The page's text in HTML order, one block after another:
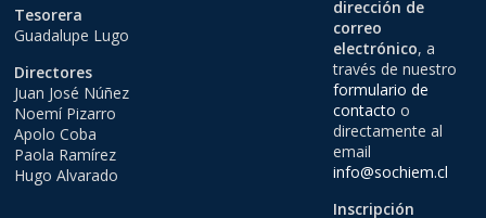
Tesorera
Guadalupe Lugo
Directores
Juan José Núñez
Noemí Pizarro
Apolo Coba
Paola Ramírez
Hugo Alvarado
dirección de
correo
electrónico, a
través de nuestro
formulario de
contacto o
directamente al
email
info@sochiem.cl
Inscripción